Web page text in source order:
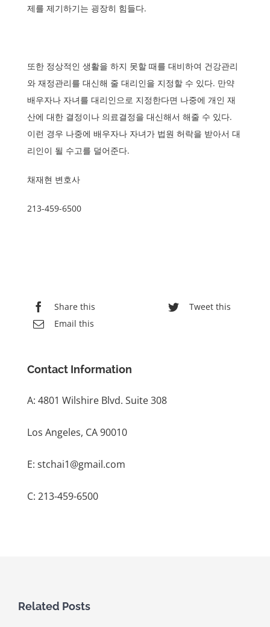
제를 제기하기는 굉장히 힘들다.
또한 정상적인 생활을 하지 못할 때를 대비하여 건강관리
와 재정관리를 대신해 줄 대리인을 지정할 수 있다. 만약
배우자나 자녀를 대리인으로 지정한다면 나중에 개인 재
산에 대한 결정이나 의료결정을 대신해서 해줄 수 있다.
이런 경우 나중에 배우자나 자녀가 법원 허락을 받아서 대
리인이 될 수고를 덜어준다.
채재현 변호사
213-459-6500
Share this
Tweet this
Email this
Contact Information
A: 4801 Wilshire Blvd. Suite 308
Los Angeles, CA 90010
E: stchai1@gmail.com
C: 213-459-6500
Related Posts